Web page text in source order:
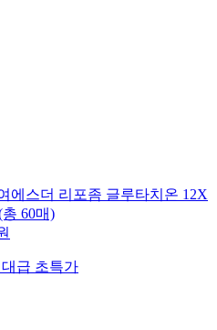
에스더 리포좀 글루타치온 12X
60매)
급 초특가